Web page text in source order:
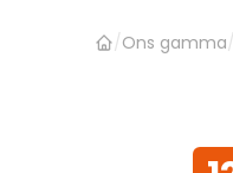
/Ons gamma/